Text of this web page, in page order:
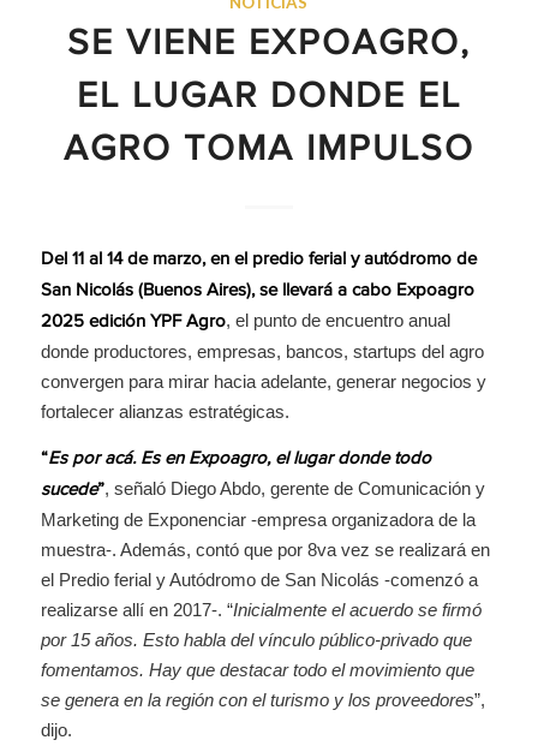
SE VIENE EXPOAGRO,
EL LUGAR DONDE EL
AGRO TOMA IMPULSO
Del 11 al 14 de marzo, en el predio ferial y autódromo de
San Nicolás (Buenos Aires), se llevará a cabo Expoagro
2025 edición YPF Agro, el punto de encuentro anual
donde productores, empresas, bancos, startups del agro
convergen para mirar hacia adelante, generar negocios y
fortalecer alianzas estratégicas.
“Es por acá. Es en Expoagro, el lugar donde todo
sucede”, señaló Diego Abdo, gerente de Comunicación y
Marketing de Exponenciar -empresa organizadora de la
muestra-. Además, contó que por 8va vez se realizará en
el Predio ferial y Autódromo de San Nicolás -comenzó a
realizarse allí en 2017-. “Inicialmente el acuerdo se firmó
por 15 años. Esto habla del vínculo público-privado que
fomentamos. Hay que destacar todo el movimiento que
se genera en la región con el turismo y los proveedores”,
dijo.